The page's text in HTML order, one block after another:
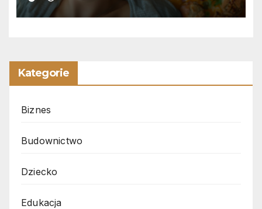
Kategorie
Biznes
Budownictwo
Dziecko
Edukacja